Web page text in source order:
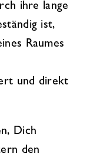
ihre lange
ist,
Raumes
und direkt
Dich
den